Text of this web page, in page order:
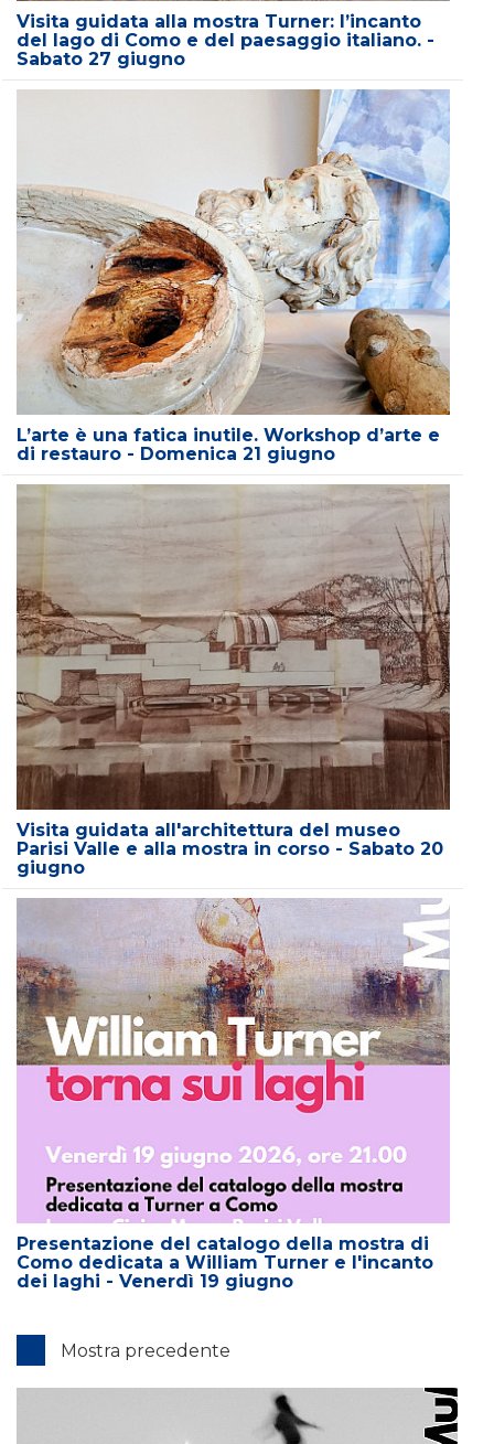
Visita guidata alla mostra Turner: l’incanto
del lago di Como e del paesaggio italiano. -
Sabato 27 giugno
L’arte è una fatica inutile. Workshop d’arte e
di restauro - Domenica 21 giugno
Visita guidata all'architettura del museo
Parisi Valle e alla mostra in corso - Sabato 20
giugno
Presentazione del catalogo della mostra di
Como dedicata a William Turner e l'incanto
dei laghi - Venerdì 19 giugno
Mostra precedente